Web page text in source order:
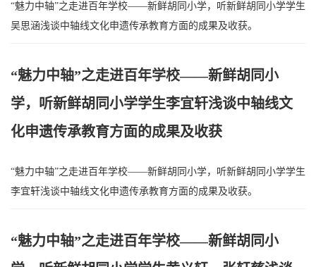
“魅力中轴”之走进百年学校——新鲜胡同小学，听新鲜胡同小学学生
吴思涵浅谈中轴线文化申遗传承教育方面的成果及收获。
“魅力中轴”之走进百年学校——新鲜胡同小
学，听新鲜胡同小学学生李宜轩浅谈中轴线文
化申遗传承教育方面的成果及收获
“魅力中轴”之走进百年学校——新鲜胡同小学，听新鲜胡同小学学生
李宜轩浅谈中轴线文化申遗传承教育方面的成果及收获。
“魅力中轴”之走进百年学校——新鲜胡同小